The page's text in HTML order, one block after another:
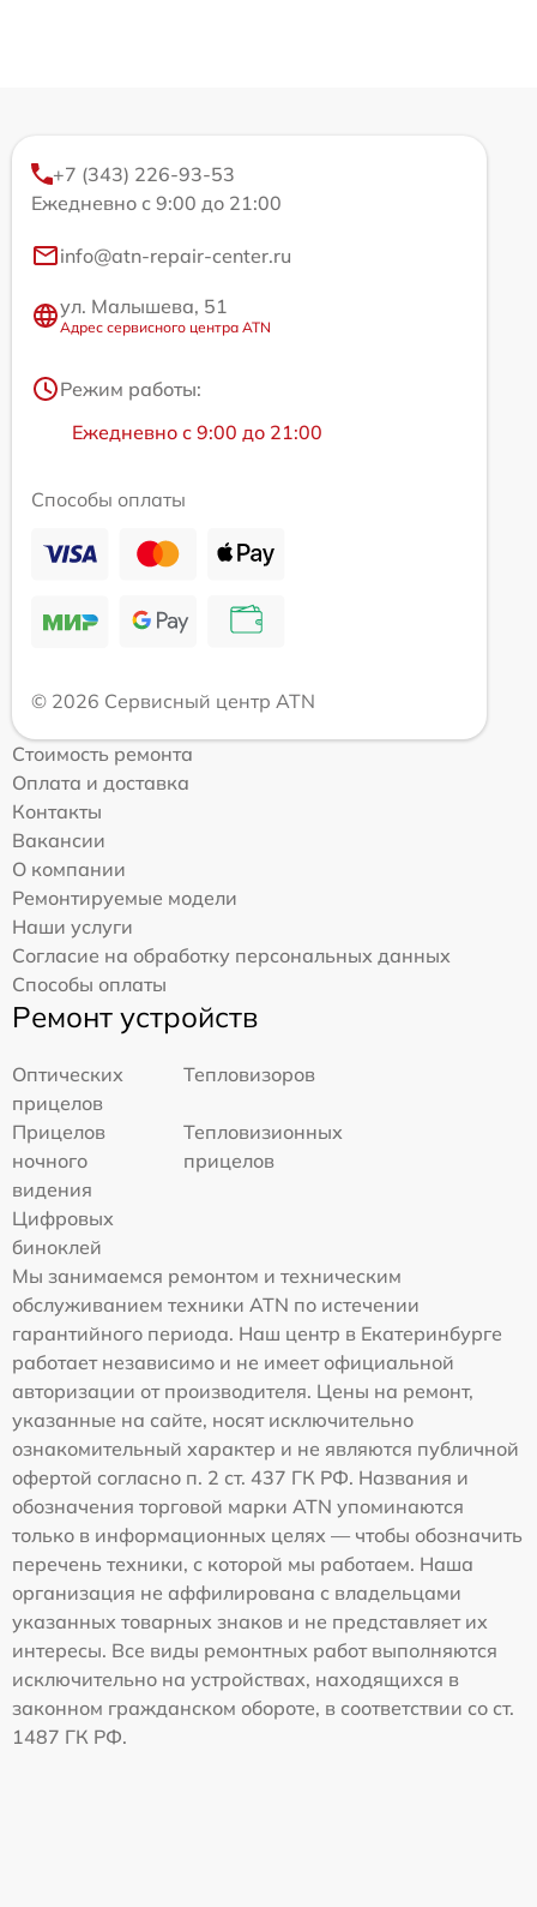
+7 (343) 226-93-53
Ежедневно с 9:00 до 21:00
info@atn-repair-center.ru
ул. Малышева, 51
Адрес сервисного центра ATN
Режим работы:
Ежедневно с 9:00 до 21:00
Способы оплаты
© 2026 Сервисный центр ATN
Стоимость ремонта
Оплата и доставка
Контакты
Вакансии
О компании
Ремонтируемые модели
Наши услуги
Согласие на обработку персональных данных
Способы оплаты
Ремонт устройств
Оптических
прицелов
Тепловизоров
Прицелов
ночного
видения
Тепловизионных
прицелов
Цифровых
биноклей
Мы занимаемся ремонтом и техническим
обслуживанием техники ATN по истечении
гарантийного периода. Наш центр в Екатеринбурге
работает независимо и не имеет официальной
авторизации от производителя. Цены на ремонт,
указанные на сайте, носят исключительно
ознакомительный характер и не являются публичной
офертой согласно п. 2 ст. 437 ГК РФ. Названия и
обозначения торговой марки ATN упоминаются
только в информационных целях — чтобы обозначить
перечень техники, с которой мы работаем. Наша
организация не аффилирована с владельцами
указанных товарных знаков и не представляет их
интересы. Все виды ремонтных работ выполняются
исключительно на устройствах, находящихся в
законном гражданском обороте, в соответствии со ст.
1487 ГК РФ.